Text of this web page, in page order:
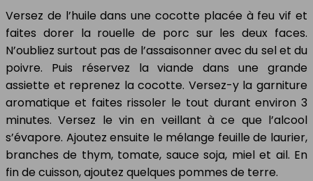
Versez de l’huile dans une cocotte placée à feu vif et
faites dorer la rouelle de porc sur les deux faces.
N’oubliez surtout pas de l’assaisonner avec du sel et du
poivre. Puis réservez la viande dans une grande
assiette et reprenez la cocotte. Versez-y la garniture
aromatique et faites rissoler le tout durant environ 3
minutes. Versez le vin en veillant à ce que l’alcool
s’évapore. Ajoutez ensuite le mélange feuille de laurier,
branches de thym, tomate, sauce soja, miel et ail. En
fin de cuisson, ajoutez quelques pommes de terre.